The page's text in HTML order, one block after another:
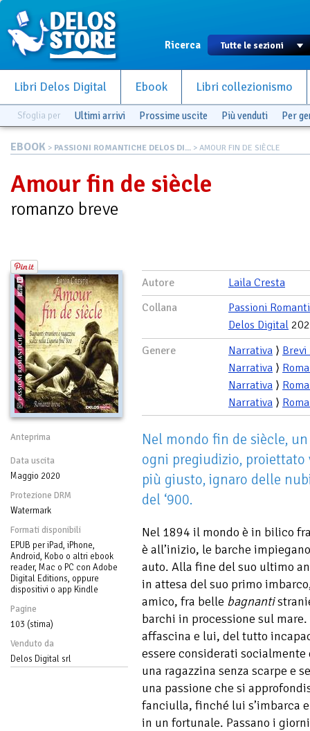
Ricerca
Libri Delos Digital Ebook Libri collezionismo
Sfoglia per Ultimi arrivi Prossime uscite Più venduti Per
EBOOK > PASSIONI ROMANTICHE DELOS DI... > AMOUR FIN DE SIÈCLE
Amour fin de siècle
romanzo breve
Anteprima
Data uscita
Maggio 2020
Protezione DRM
Watermark
Formati disponibili
EPUB per iPad, iPhone,
Android, Kobo o altri ebook
reader, Mac o PC con Adobe
Digital Editions, oppure
dispositivi o app Kindle
Pagine
103 (stima)
Venduto da
Delos Digital srl
Autore
Laila Cresta
Collana
Passioni
Delos Digital
Genere
Narrativa ⟩ Brevi
Narrativa ⟩
Narrativa ⟩
Narrativa ⟩
Nel mondo fin de siècle,
ogni pregiudizio,
più giusto, ignaro delle
del ‘900.
Nel 1894 il mondo è in bilico
è all’inizio, le barche
auto. Alla fine del suo ultimo
in attesa del suo primo
amico, fra belle bagnanti
barchi in processione sul
affascina e lui, del tutto
essere considerati
una ragazzina senza scarpe e
una passione che si
fanciulla, finché lui s’imbarca
in un fortunale. Passano i